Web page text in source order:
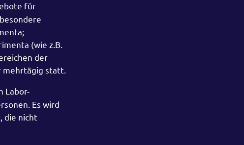
für
(wie z.B.
der
mehrtägig statt.
Labor-
Es wird
die nicht